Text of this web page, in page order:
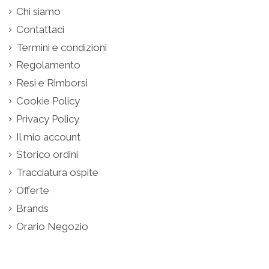
Chi siamo
Contattaci
Termini e condizioni
Regolamento
Resi e Rimborsi
Cookie Policy
Privacy Policy
Il mio account
Storico ordini
Tracciatura ospite
Offerte
Brands
Orario Negozio